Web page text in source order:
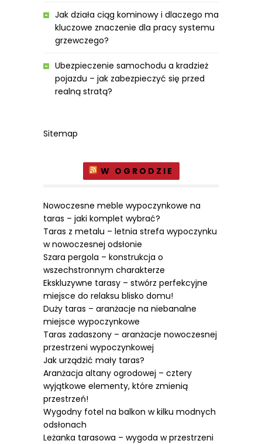
Jak działa ciąg kominowy i dlaczego ma
kluczowe znaczenie dla pracy systemu
grzewczego?
Ubezpieczenie samochodu a kradzież
pojazdu – jak zabezpieczyć się przed
realną stratą?
Sitemap
W OGRODZIE
Nowoczesne meble wypoczynkowe na
taras – jaki komplet wybrać?
Taras z metalu – letnia strefa wypoczynku
w nowoczesnej odsłonie
Szara pergola – konstrukcja o
wszechstronnym charakterze
Ekskluzywne tarasy – stwórz perfekcyjne
miejsce do relaksu blisko domu!
Duży taras – aranżacje na niebanalne
miejsce wypoczynkowe
Taras zadaszony – aranżacje nowoczesnej
przestrzeni wypoczynkowej
Jak urządzić mały taras?
Aranżacja altany ogrodowej – cztery
wyjątkowe elementy, które zmienią
przestrzeń!
Wygodny fotel na balkon w kilku modnych
odsłonach
Leżanka tarasowa – wygoda w przestrzeni